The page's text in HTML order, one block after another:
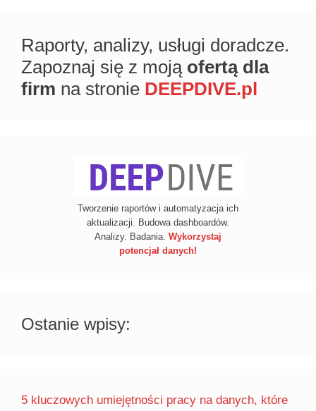
Raporty, analizy, usługi doradcze.
Zapoznaj się z mojąofertą dla
firm na stronie DEEPDIVE.pl
Tworzenie raportów i automatyzacja ich
aktualizacji. Budowa dashboardów.
Analizy. Badania. Wykorzystaj
potencjał danych!
Ostanie wpisy:
5 kluczowych umiejętności pracy na danych, które